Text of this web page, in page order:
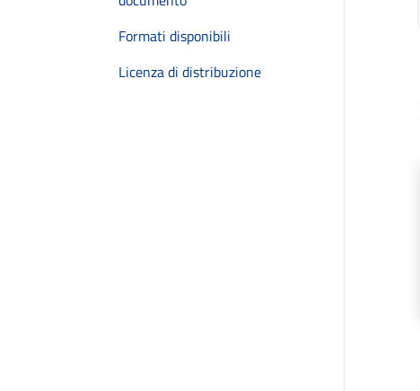
Formati disponibili
Licenza di distribuzione